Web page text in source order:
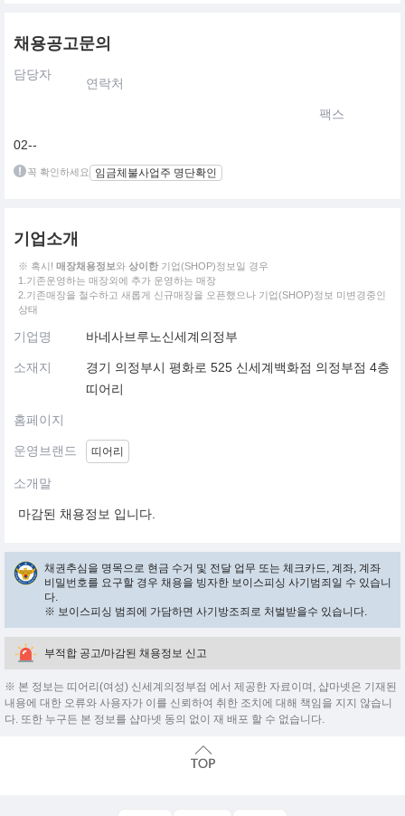
채용공고문의
담당자
연락처
팩스
02--
꼭 확인하세요 임금체불사업주 명단확인
기업소개
※ 혹시! 매장채용정보와 상이한 기업(SHOP)정보일 경우
1.기존운영하는 매장외에 추가 운영하는 매장
2.기존매장을 철수하고 새롭게 신규매장을 오픈했으나 기업(SHOP)정보 미변경중인
상태
기업명 바네사브루노신세계의정부
소재지
경기 의정부시 평화로 525 신세계백화점 의정부점 4층
띠어리
홈페이지
운영브랜드 띠어리
소개말
마감된 채용정보 입니다.
채권추심을 명목으로 현금 수거 및 전달 업무 또는 체크카드, 계좌, 계좌
비밀번호를 요구할 경우 채용을 빙자한 보이스피싱 사기범죄일 수 있습니
다.
※ 보이스피싱 범죄에 가담하면 사기방조죄로 처벌받을수 있습니다.
부적합 공고/마감된 채용정보 신고
※ 본 정보는 띠어리(여성) 신세계의정부점 에서 제공한 자료이며, 샵마넷은 기재된
내용에 대한 오류와 사용자가 이를 신뢰하여 취한 조치에 대해 책임을 지지 않습니
다. 또한 누구든 본 정보를 샵마넷 동의 없이 재 배포 할 수 없습니다.